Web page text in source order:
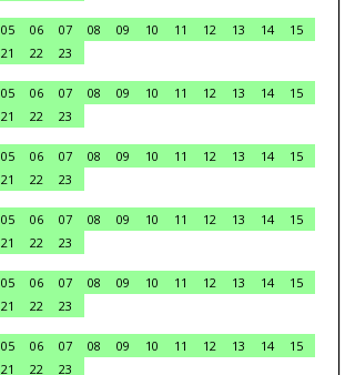
05 06 07 08 09 10 11 12 13 14
15
21 22
23
05 06 07 08 09 10 11 12 13 14
15
21 22
23
05 06 07 08 09 10 11 12 13 14
15
21 22
23
05 06 07 08 09 10 11 12 13 14
15
21 22
23
05 06 07 08 09 10 11 12 13 14
15
21 22
23
05 06 07 08 09 10 11 12 13 14
15
21 22
23